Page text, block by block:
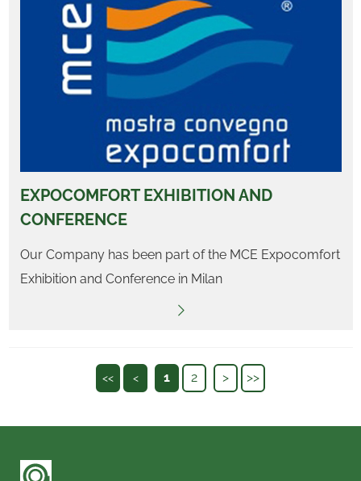
EXPOCOMFORT EXHIBITION AND
CONFERENCE
Our Company has been part of the MCE Expocomfort
Exhibition and Conference in Milan
<< < 1 2 > >>